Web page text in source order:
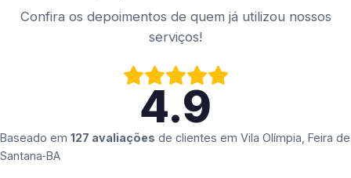
Confira os depoimentos de quem já utilizou nossos
serviços!
4.9
Baseado em 127 avaliações de clientes em Vila Olímpia, Feira de
Santana‑BA